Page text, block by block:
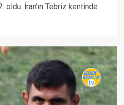
oldu. İran'ın Tebriz kentinde